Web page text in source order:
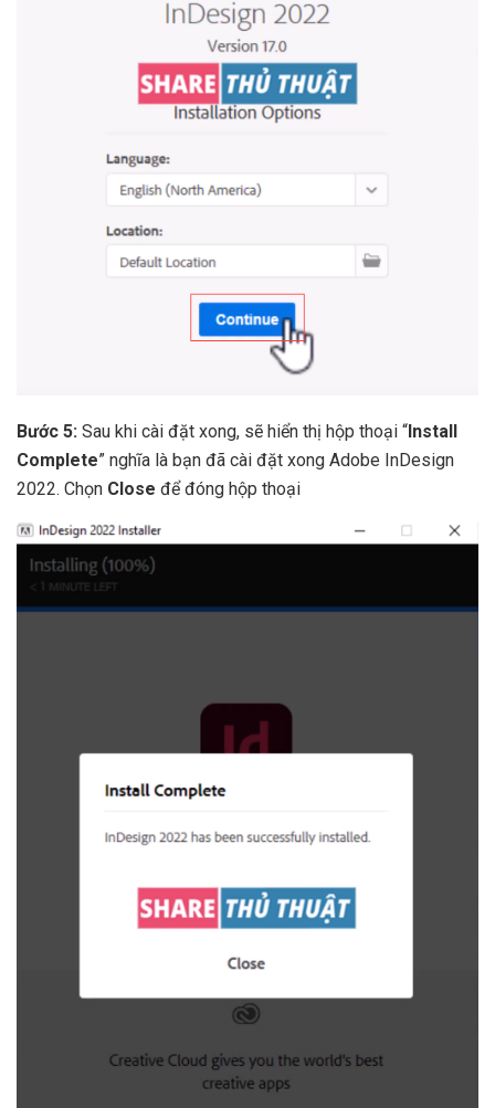
Bước 5: Sau khi cài đặt xong, sẽ hiển thị hộp thoại “Install
Complete” nghĩa là bạn đã cài đặt xong Adobe InDesign
2022. Chọn Close để đóng hộp thoại